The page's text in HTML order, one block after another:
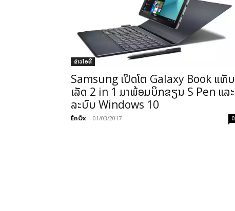
ຂ່າວ​ໄອ​ທີ
Samsung ເປີດໂຕ Galaxy Book ແທັບ
ເລັດ 2 in 1 ມາພ້ອມບິກຂຽນ S Pen ແລະ
ລະບົບ Windows 10
ÊnÖx - 01/03/2017 0